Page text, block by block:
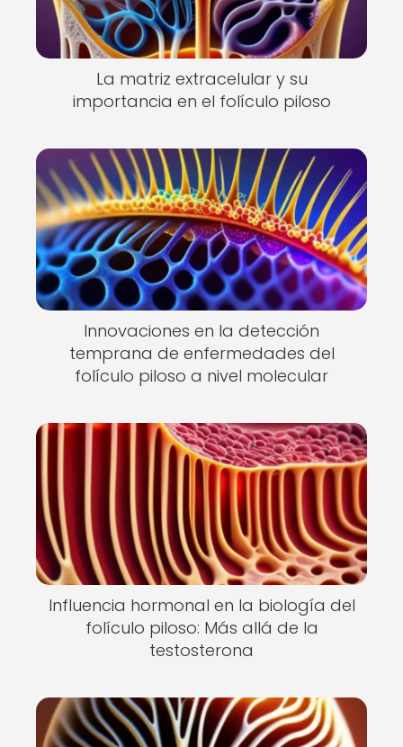
La matriz extracelular y su
importancia en el folículo piloso
Innovaciones en la detección
temprana de enfermedades del
folículo piloso a nivel molecular
Influencia hormonal en la biología del
folículo piloso: Más allá de la
testosterona